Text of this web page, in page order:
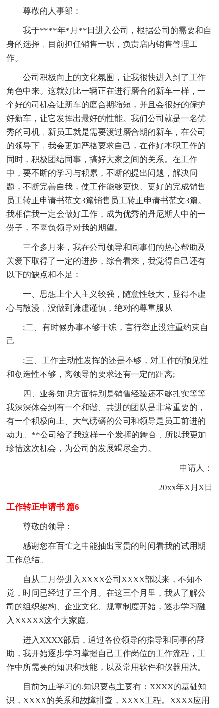
尊敬的人事部：
我于****年*月**日进入公司，根据公司的需要和自
身的选择，目前担任销售一职，负责店内销售管理工
作。
公司积极向上的文化氛围，让我很快进入到了工作
角色中来。这就好比一辆正在进行磨合的新车一样，一
个好的司机会让新车的磨合期缩短，并且会很好的保护
好新车，让它发挥出最好的性能。我们公司就是一名优
秀的司机，新员工就是需要渡过磨合期的新车，在公司
的领导下，我会更加严格要求自己，在作好本职工作的
同时，积极团结同事，搞好大家之间的关系。在工作
中，要不断的学习与积累，不断的提出问题，解决问
题，不断完善自我，使工作能够更快、更好的完成销售
员工转正申请书范文3篇销售员工转正申请书范文3篇。
我相信我一定会做好工作，成为优秀的丹尼斯人中的一
份子，不辜负领导对我的期望。
三个多月来，我在公司领导和同事们的热心帮助及
关爱下取得了一定的进步，综合看来，我觉得自己还有
以下的缺点和不足：
一、思想上个人主义较强，随意性较大，显得不虚
心与散漫，没做到谦虚谨慎，绝对的尊重服从
;二、有时候办事不够干练，言行举止没注重约束自
己
;三、工作主动性发挥的还是不够，对工作的预见性
和创造性不够，离领导的要求还有一定的距离;
四、业务知识方面特别是销售经验还不够扎实等等
我深深体会到有一个和谐、共进的团队是非常重要的，
有一个积极向上、大气磅礴的公司和领导是员工前进的
动力。**公司给了我这样一个发挥的舞台，所以我更加
珍惜这次机会，为公司的发展竭尽全力。
申请人：
20xx年X月X日
工作转正申请书 篇6
尊敬的领导：
感谢您在百忙之中能抽出宝贵的时间看我的试用期
工作总结。
自从二月份进入XXXX公司XXXX部以来，不知不
觉，时间已经过了三个月。在这三个月里，我从了解公
司的组织架构、企业文化、规章制度开始，逐步学习融
入XXXXX这个大家庭。
进入XXXX部后，通过各位领导的指导和同事的帮
助，我开始逐步学习掌握自己工作岗位的工作流程，工
作中所需要的知识和技能，以及常用软件和仪器用法。
目前为止学习的.知识要点主要有：XXXX的基础知
识，XXXX的关系和故障排查，XXXX工程。XXXX应用